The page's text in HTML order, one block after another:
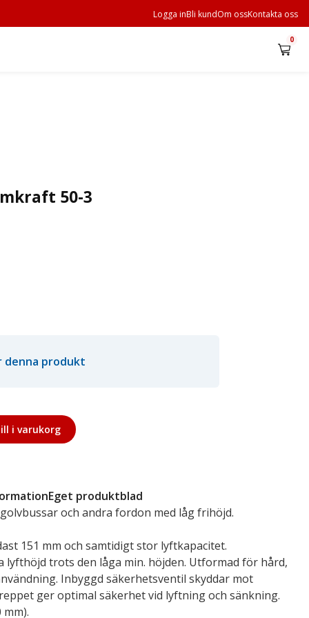
Logga inBli kundOm ossKontakta oss
0
50-3
denna produkt
i varukorg
Eget produktblad
och andra fordon med låg frihöjd.
151 mm och samtidigt stor lyftkapacitet.
lyfthöjd trots den låga min. höjden. Utformad för hård,
Inbyggd säkerhetsventil skyddar mot
ger optimal säkerhet vid lyftning och sänkning.